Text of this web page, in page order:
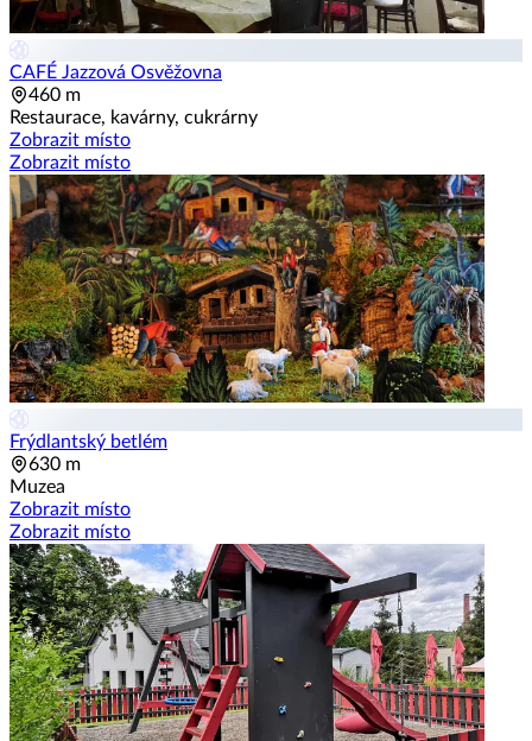
CAFÉ Jazzová Osvěžovna
460 m
Restaurace, kavárny, cukrárny
Zobrazit místo
Zobrazit místo
Frýdlantský betlém
630 m
Muzea
Zobrazit místo
Zobrazit místo